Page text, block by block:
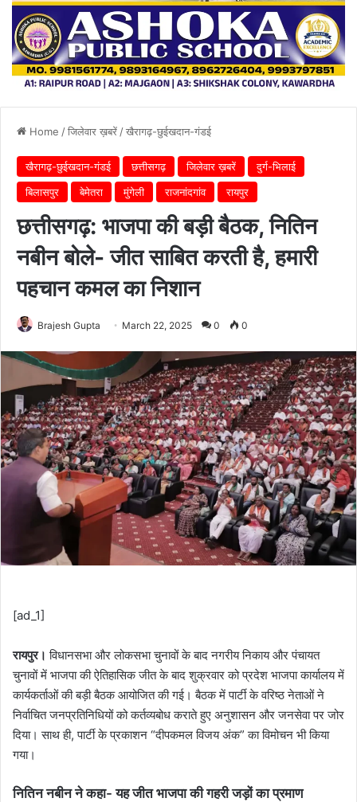
Home /जिलेवार ख़बरें /खैरागढ़-छुईखदान-गंडई
खैरागढ़-छुईखदान-गंडई छत्तीसगढ़ जिलेवार ख़बरें
दुर्ग-भिलाई
बिलासपुर
बेमेतरा मुंगेली राजनांदगांव रायपुर
छत्तीसगढ़: भाजपा की बड़ी बैठक, नितिन
नबीन बोले- जीत साबित करती है, हमारी
पहचान कमल का निशान
Brajesh Gupta March 22, 2025 0 0
[ad_1]
रायपुर। विधानसभा और लोकसभा चुनावों के बाद नगरीय निकाय और पंचायत
चुनावों में भाजपा की ऐतिहासिक जीत के बाद शुक्रवार को प्रदेश भाजपा कार्यालय में
कार्यकर्ताओं की बड़ी बैठक आयोजित की गई। बैठक में पार्टी के वरिष्ठ नेताओं ने
निर्वाचित जनप्रतिनिधियों को कर्तव्यबोध कराते हुए अनुशासन और जनसेवा पर जोर
दिया। साथ ही, पार्टी के प्रकाशन “दीपकमल विजय अंक” का विमोचन भी किया
गया।
नितिन नबीन ने कहा- यह जीत भाजपा की गहरी जड़ों का प्रमाण